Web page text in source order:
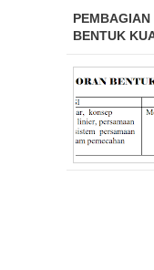
BENTUK